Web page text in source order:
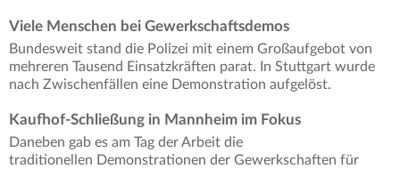
Viele Menschen bei Gewerkschaftsdemos
Bundesweit stand die Polizei mit einem Großaufgebot von
mehreren Tausend Einsatzkräften parat. In Stuttgart wurde
nach Zwischenfällen eine Demonstration aufgelöst.
Kaufhof-Schließung in Mannheim im Fokus
Daneben gab es am Tag der Arbeit die
traditionellen Demonstrationen der Gewerkschaften für